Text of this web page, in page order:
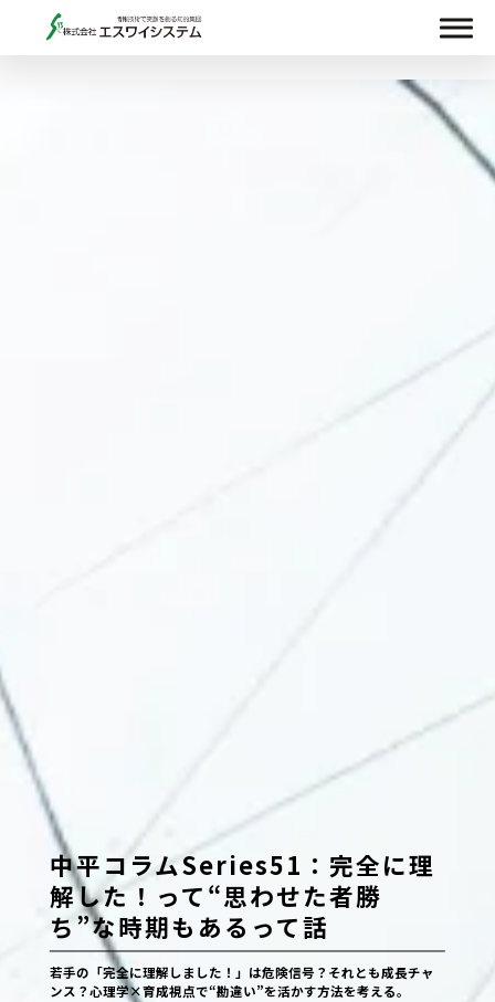
中平コラムSeries51：完全に理
解した！って“思わせた者勝
ち”な時期もあるって話
若手の「完全に理解しました！」は危険信号？それとも成長チャ
ンス？心理学×育成視点で“勘違い”を活かす方法を考える。